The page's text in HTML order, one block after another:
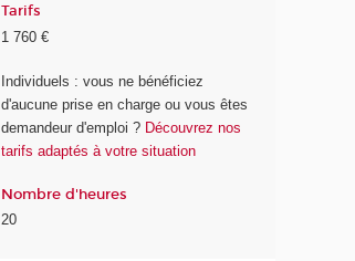
Tarifs
1 760 €
Individuels : vous ne bénéficiez
d'aucune prise en charge ou vous êtes
demandeur d'emploi ? Découvrez nos
tarifs adaptés à votre situation
Nombre d'heures
20